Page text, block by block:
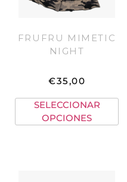
FRUFRU MIMETIC
NIGHT
€35,00
SELECCIONAR
OPCIONES